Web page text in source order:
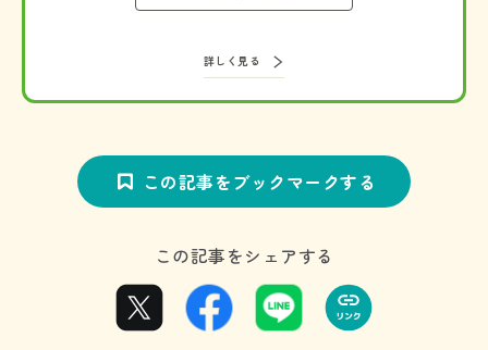
詳しく見る
この記事をブックマークする
この記事をシェアする